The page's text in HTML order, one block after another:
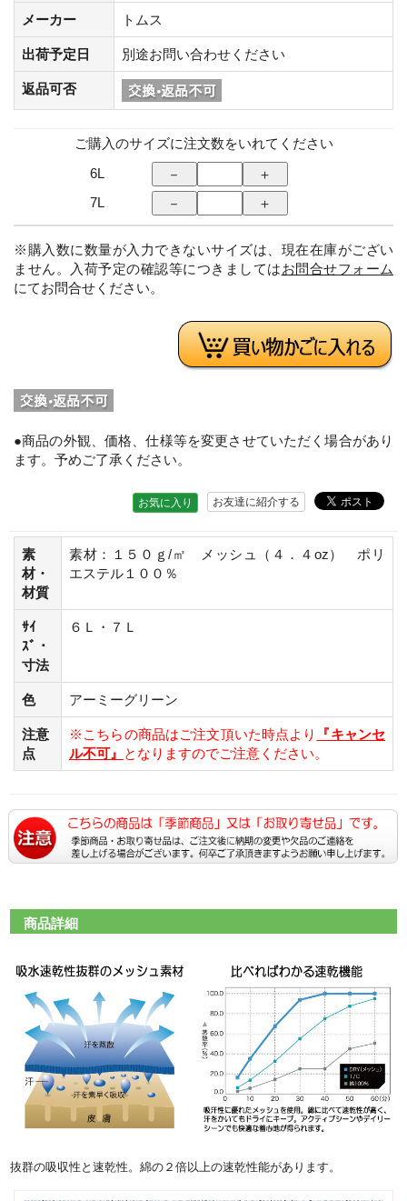
メーカー トムス
出荷予定日 別途お問い合わせください
返品可否
ご購入のサイズに注文数をいれてください
6L
7L
※購入数に数量が入力できないサイズは、現在在庫がござい
ません。入荷予定の確認等につきましてはお問合せフォーム
にてお問合せください。
●商品の外観、価格、仕様等を変更させていただく場合があり
ます。予めご了承ください。
お友達に紹介する
お気に入り
素
材・
材質
素材：１５０ｇ/㎡ メッシュ（４．４oz） ポリ
エステル１００％
ｻｲ
ｽﾞ・
寸法
６Ｌ・７Ｌ
色 アーミーグリーン
注意
点
※こちらの商品はご注文頂いた時点より
『キャンセ
ル不可』 となりますのでご注意ください。
商品詳細
抜群の吸収性と速乾性。綿の２倍以上の速乾性能があります。